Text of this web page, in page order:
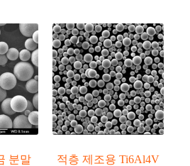
분말
적층 제조용 Ti6Al4V